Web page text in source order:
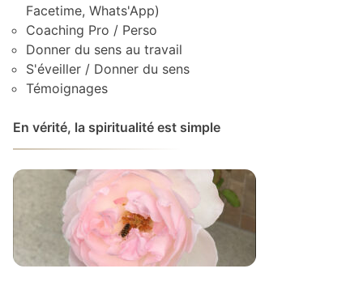
Facetime, Whats'App)
Coaching Pro / Perso
Donner du sens au travail
S'éveiller / Donner du sens
Témoignages
En vérité, la spiritualité est simple